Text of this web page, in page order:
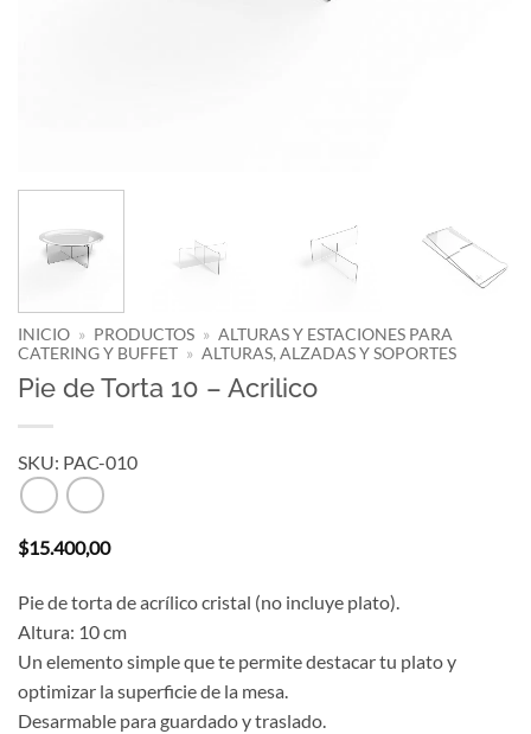
INICIO » PRODUCTOS » ALTURAS Y ESTACIONES PARA
CATERING Y BUFFET » ALTURAS, ALZADAS Y SOPORTES
Pie de Torta 10 – Acrilico
SKU: PAC-010
$15.400,00
Pie de torta de acrílico cristal (no incluye plato).
Altura: 10 cm
Un elemento simple que te permite destacar tu plato y
optimizar la superficie de la mesa.
Desarmable para guardado y traslado.